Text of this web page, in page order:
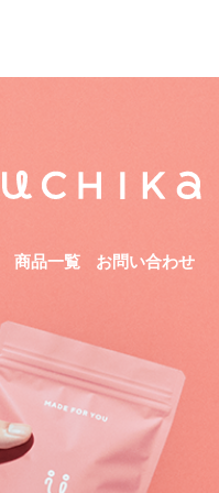
商品一覧 お問い合わせ